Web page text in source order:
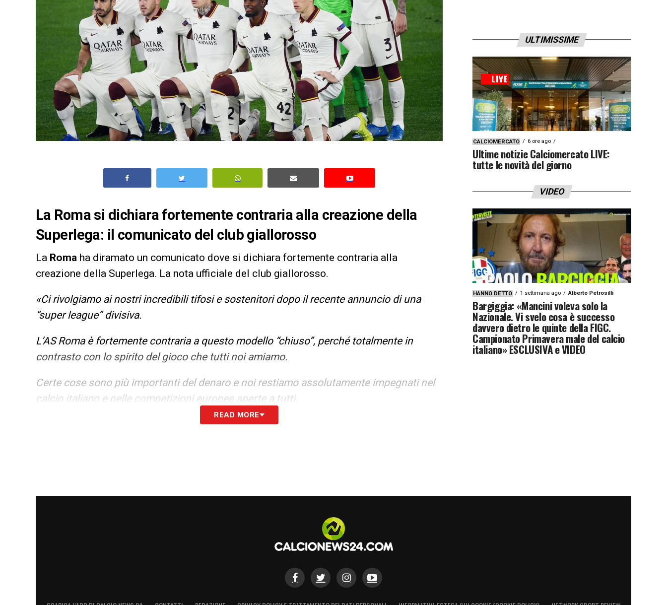
La Roma si dichiara fortemente contraria alla creazione della
Superlega: il comunicato del club giallorosso
La Roma ha diramato un comunicato dove si dichiara fortemente contraria alla
creazione della Superlega. La nota ufficiale del club giallorosso.
«Ci rivolgiamo ai nostri incredibili tifosi e sostenitori dopo il recente annuncio di una
“super league” divisiva.
L’AS Roma è fortemente contraria a questo modello “chiuso”, perché totalmente in
contrasto con lo spirito del gioco che tutti noi amiamo.
Certe cose sono più importanti del denaro e noi restiamo assolutamente impegnati nel
calcio italiano e nelle competizioni europee aperte a tutti.
Non vediamo l’ora di continuare a lavorare con la Lega Serie A, la Federazione Italiana,
READ MORE
ULTIMISSIME
CALCIOMERCATO 6 ore ago
Ultime notizie Calciomercato LIVE:
tutte le novità del giorno
VIDEO
HANNO DETTO 1 settimana ago Alberto Petrosilli
Bargiggia: «Mancini voleva solo la
Nazionale. Vi svelo cosa è successo
davvero dietro le quinte della FIGC.
Campionato Primavera male del calcio
italiano» ESCLUSIVA e VIDEO